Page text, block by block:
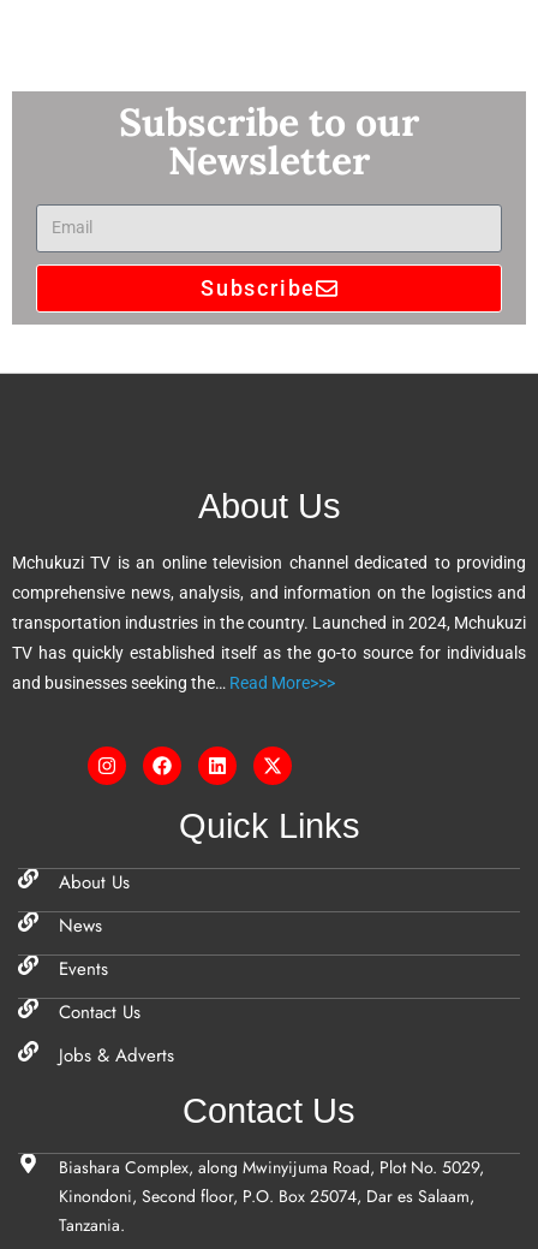
Subscribe to our
Newsletter
Subscribe
A
i
v
e
:
About Us
Mchukuzi TV is an online television channel dedicated to providing
comprehensive news, analysis, and information on the logistics and
transportation industries in the country. Launched in 2024, Mchukuzi
TV has quickly established itself as the go-to source for individuals
and businesses seeking the… Read More>>>
Quick Links
About Us
News
Events
Contact Us
Jobs & Adverts
Contact Us
Biashara Complex, along Mwinyijuma Road, Plot No. 5029,
Kinondoni, Second floor, P.O. Box 25074, Dar es Salaam,
Tanzania.